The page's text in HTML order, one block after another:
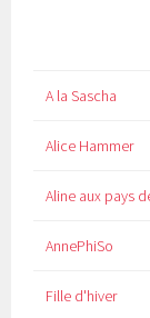
A la Sascha
Alice Hammer
Aline aux pays
AnnePhiSo
Fille d'hiver